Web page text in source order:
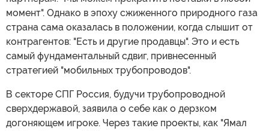
момент". Однако в эпоху сжиженного природного газа
страна сама оказалась в положении, когда слышит от
контрагентов: "Есть и другие продавцы". Это и есть
самый фундаментальный сдвиг, привнесенный
стратегией "мобильных трубопроводов".
В секторе СПГ Россия, будучи трубопроводной
сверхдержавой, заявила о себе как о дерзком
догоняющем игроке. Через такие проекты, как "Ямал